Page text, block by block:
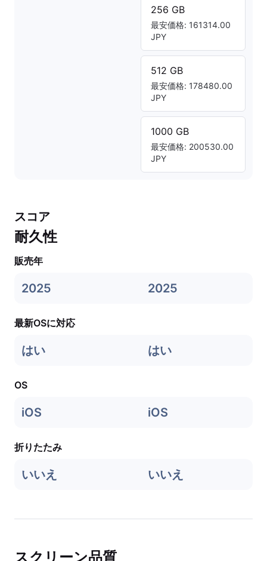
256 GB
最安価格: 161314.00
JPY
512 GB
最安価格: 178480.00
JPY
1000 GB
最安価格: 200530.00
JPY
スコア
耐久性
販売年
2025 2025
最新OSに対応
はい はい
OS
iOS iOS
折りたたみ
いいえ いいえ
スクリーン品質